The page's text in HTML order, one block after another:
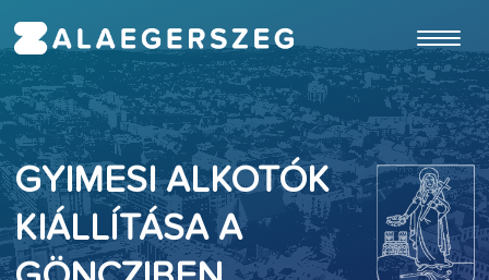
GYIMESI ALKOTÓK
KIÁLLÍTÁSA A